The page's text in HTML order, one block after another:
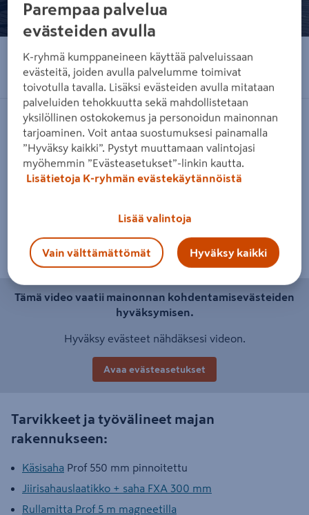
Jaa sähköpostilla
Päivitetty 24.03.2020
Rakenna kesäksi tyylikäs maja omalle pihalle tai
kiireettömistä hetkistä. Tarvikkeet ja työvälineet
löydät K-Raudasta. Katso ohjeet videolta!
Tämä video vaatii mainonnan kohdentamisevästeiden
hyväksymisen.
Hyväksy evästeet nähdäksesi videon.
Avaa evästeasetukset
Tarvikkeet ja työvälineet majan
rakennukseen:
Käsisaha Prof 550 mm pinnoitettu
Jiirisahauslaatikko + saha FXA 300 mm
Rullamitta Prof 5 m magneetilla
Parempaa palvelua
evästeiden avulla
K-ryhmä kumppaneineen käyttää palveluissaan
evästeitä, joiden avulla palvelumme toimivat
toivotulla tavalla. Lisäksi evästeiden avulla mitataan
palveluiden tehokkuutta sekä mahdollistetaan
yksilöllinen ostokokemus ja personoidun mainonnan
tarjoaminen. Voit antaa suostumuksesi painamalla
”Hyväksy kaikki”. Pystyt muuttamaan valintojasi
myöhemmin ”Evästeasetukset”-linkin kautta.
Lisätietoja K-ryhmän evästekäytännöistä
Lisää valintoja
Vain välttämättömät Hyväksy kaikki